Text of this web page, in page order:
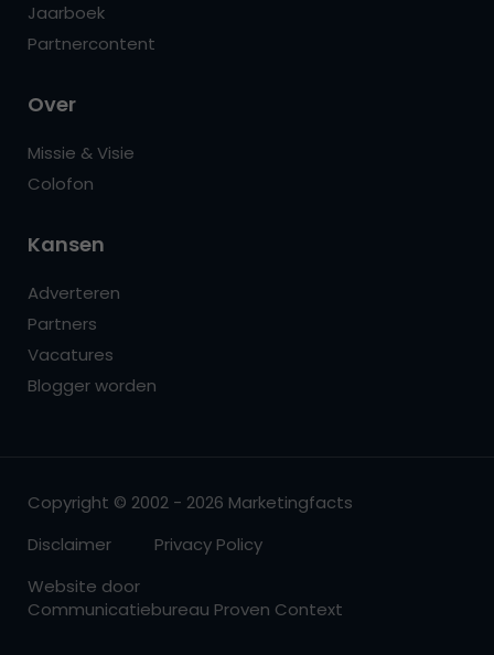
Jaarboek
Partnercontent
Over
Missie & Visie
Colofon
Kansen
Adverteren
Partners
Vacatures
Blogger worden
Copyright © 2002 - 2026 Marketingfacts
Disclaimer
Privacy Policy
Website door
Communicatiebureau Proven Context